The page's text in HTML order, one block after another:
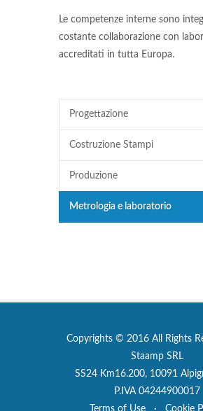
Le competenze interne sono
costante collaborazione con
accreditati in tutta Europa.
Progettazione
Costruzione Stampi
Produzione
Metrologia e laboratorio
Copyrights © 2016 All Rights
Staamp SRL
SS24 Km16.200, 10091
P.IVA 04244900017